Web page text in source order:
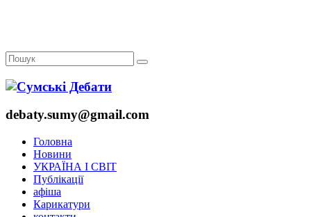
debaty.sumy@gmail.com
Головна
Новини
УКРАЇНА І СВІТ
Публікації
афіша
Карикатури